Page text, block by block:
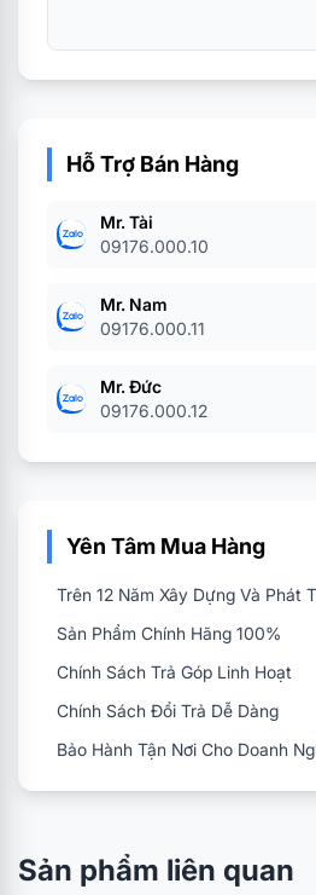
Hỗ Trợ Bán Hàng
Mr. Tài
09176.000.10
Mr. Nam
09176.000.11
Mr. Đức
09176.000.12
Yên Tâm Mua Hàng
Trên 12 Năm Xây Dựng Và Phát
Sản Phẩm Chính Hãng 100%
Chính Sách Trả Góp Linh Hoạt
Chính Sách Đổi Trả Dễ Dàng
Bảo Hành Tận Nơi Cho Doanh
Sản phẩm liên quan